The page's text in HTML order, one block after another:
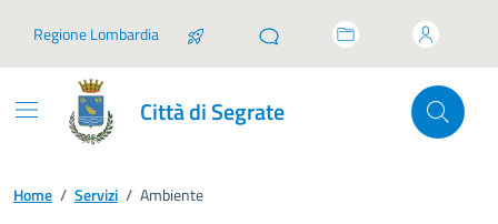
Regione Lombardia
Città di Segrate
Home / Servizi / Ambiente